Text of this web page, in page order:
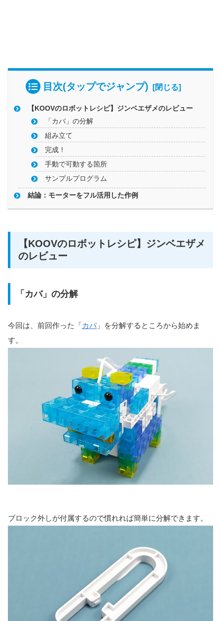
目次(タップでジャンプ)
【KOOVのロボットレシピ】ジンベエザメのレビュー
「カバ」の分解
組み立て
完成！
手動で可動する箇所
サンプルプログラム
結論：モーターをフル活用した作例
【KOOVのロボットレシピ】ジンベエザメ
のレビュー
「カバ」の分解
今回は、前回作った「カバ」を分解するところから始めま
す。
ブロック外しが付属するので慣れれば簡単に分解できます。